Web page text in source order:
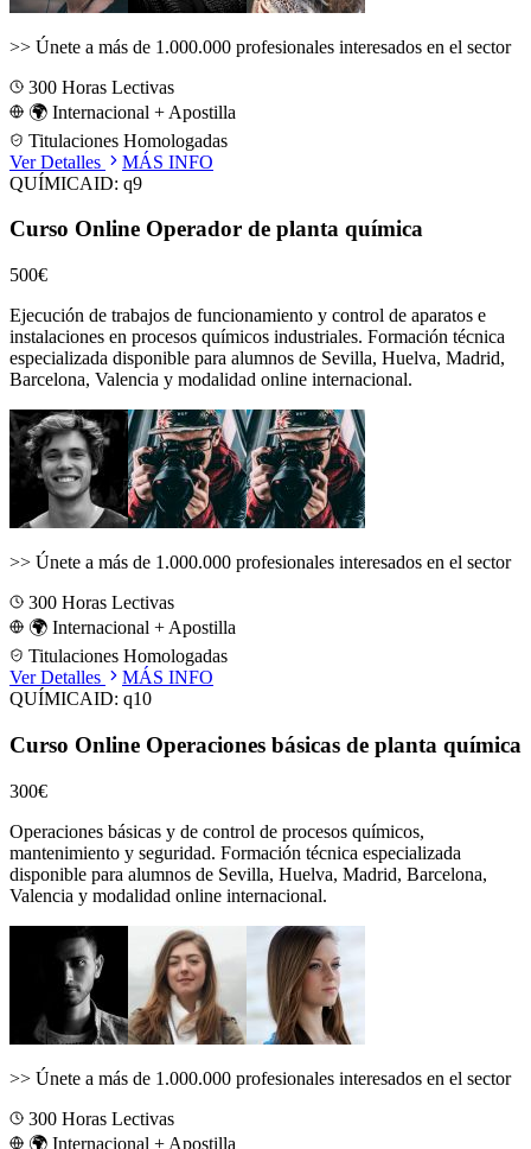
>> Únete a más de 1.000.000 profesionales interesados en el sector
300 Horas Lectivas
🌍 Internacional + Apostilla
Titulaciones Homologadas
Ver Detalles
MÁS INFO
QUÍMICAID: q9
Curso Online Operador de planta química
500€
Ejecución de trabajos de funcionamiento y control de aparatos e
instalaciones en procesos químicos industriales. Formación técnica
especializada disponible para alumnos de Sevilla, Huelva, Madrid,
Barcelona, Valencia y modalidad online internacional.
>> Únete a más de 1.000.000 profesionales interesados en el sector
300 Horas Lectivas
🌍 Internacional + Apostilla
Titulaciones Homologadas
Ver Detalles
MÁS INFO
QUÍMICAID: q10
Curso Online Operaciones básicas de planta química
300€
Operaciones básicas y de control de procesos químicos,
mantenimiento y seguridad. Formación técnica especializada
disponible para alumnos de Sevilla, Huelva, Madrid, Barcelona,
Valencia y modalidad online internacional.
>> Únete a más de 1.000.000 profesionales interesados en el sector
300 Horas Lectivas
🌍 Internacional + Apostilla